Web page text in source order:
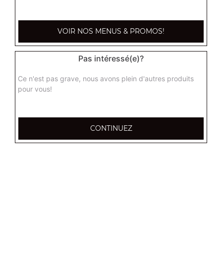
Mentions légales
QUARTIERS PROCHES
Grenoble Bajatière
Grenoble Berriat
VOIR NOS MENUS & PROMOS!
Pas intéressé(e)?
Ce n'est pas grave, nous avons plein d'autres produits
pour vous!
CONTINUEZ